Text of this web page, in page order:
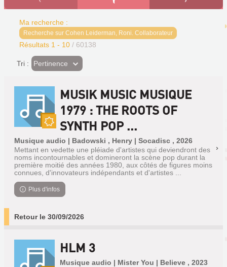
Ma recherche :
Recherche sur Cohen Leiderman, Roni. Collaborateur
Résultats 1 - 10 / 60138
Tri : (Effet
imédiat)
Pertinence
MUSIK MUSIC MUSIQUE
1979 : THE ROOTS OF
SYNTH POP ...
Musique audio | Badowski , Henry | Socadisc , 2026
Mettant en vedette une pléiade d'artistes qui deviendront des
noms incontournables et domineront la scène pop durant la
première moitié des années 1980, aux côtés de figures moins
connues, d'innovateurs indépendants et d'artistes ...
Plus d'infos
Retour le 30/09/2026
HLM 3
Musique audio | Mister You | Believe , 2023